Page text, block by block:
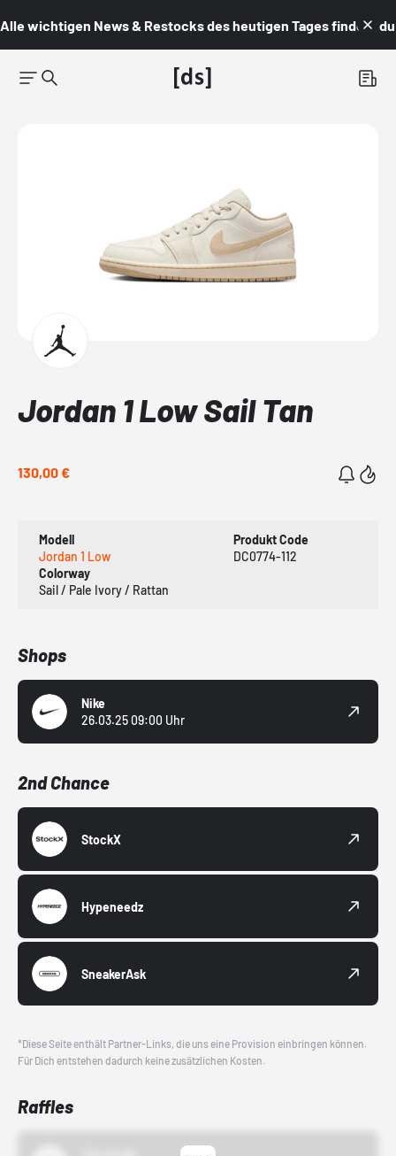
Alle wichtigen News & Restocks des heutigen Tages findest du
Jordan 1 Low Sail Tan
130,00 €
Modell
Jordan 1 Low
Produkt Code
DC0774-112
Colorway
Sail / Pale Ivory / Rattan
Shops
Nike
26.03.25 09:00 Uhr
2nd Chance
StockX
Hypeneedz
SneakerAsk
*Diese Seite enthält Partner-Links, die uns eine Provision einbringen können.
Für Dich entstehen dadurch keine zusätzlichen Kosten.
Raffles